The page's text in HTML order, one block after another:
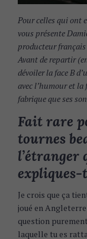
Pour celles qui ont
vous présente
producteur
Avant de repartir
dévoiler la face B
avec l’humour et
fabrique que ses
Fait rare
tournes
l’étranger
expliques-
Je crois que ça
joué en Angleterre
question
laquelle tu es